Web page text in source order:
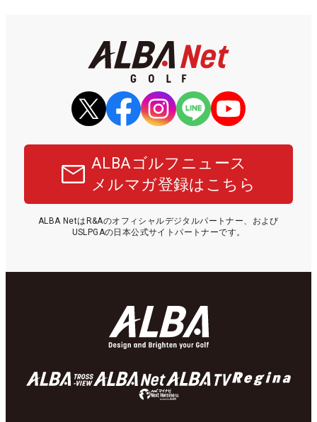
ALBAゴルフニュース
メルマガ登録はこちら
ALBA NetはR&Aのオフィシャルデジタルパートナー、および
USLPGAの日本公式サイトパートナーです。